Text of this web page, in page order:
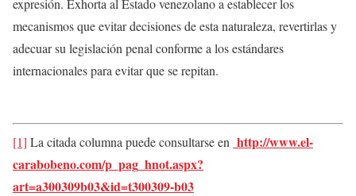
expresión. Exhorta al Estado venezolano a establecer los
mecanismos que evitar decisiones de esta naturaleza, revertirlas y
adecuar su legislación penal conforme a los estándares
internacionales para evitar que se repitan.
[1] La citada columna puede consultarse en http://www.el-
carabobeno.com/p_pag_hnot.aspx?
art=a300309b03&id=t300309-b03